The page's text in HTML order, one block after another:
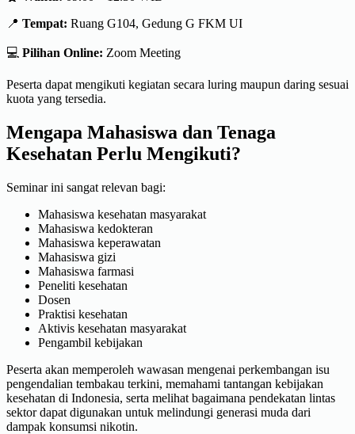
📍 Tempat: Ruang G104, Gedung G FKM UI
💻 Pilihan Online: Zoom Meeting
Peserta dapat mengikuti kegiatan secara luring maupun daring sesuai
kuota yang tersedia.
Mengapa Mahasiswa dan Tenaga
Kesehatan Perlu Mengikuti?
Seminar ini sangat relevan bagi:
Mahasiswa kesehatan masyarakat
Mahasiswa kedokteran
Mahasiswa keperawatan
Mahasiswa gizi
Mahasiswa farmasi
Peneliti kesehatan
Dosen
Praktisi kesehatan
Aktivis kesehatan masyarakat
Pengambil kebijakan
Peserta akan memperoleh wawasan mengenai perkembangan isu
pengendalian tembakau terkini, memahami tantangan kebijakan
kesehatan di Indonesia, serta melihat bagaimana pendekatan lintas
sektor dapat digunakan untuk melindungi generasi muda dari
dampak konsumsi nikotin.